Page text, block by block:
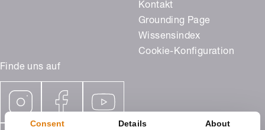
Consent Details About
Finde uns auf
Kontakt
Grounding Page
Wissensindex
Cookie-Konfiguration